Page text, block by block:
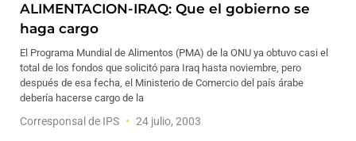
ALIMENTACION-IRAQ: Que el gobierno se
haga cargo
El Programa Mundial de Alimentos (PMA) de la ONU ya obtuvo casi el
total de los fondos que solicitó para Iraq hasta noviembre, pero
después de esa fecha, el Ministerio de Comercio del país árabe
debería hacerse cargo de la
Corresponsal de IPS 24 julio, 2003